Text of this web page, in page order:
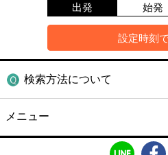
出発 始発
検索方法について
メニュー